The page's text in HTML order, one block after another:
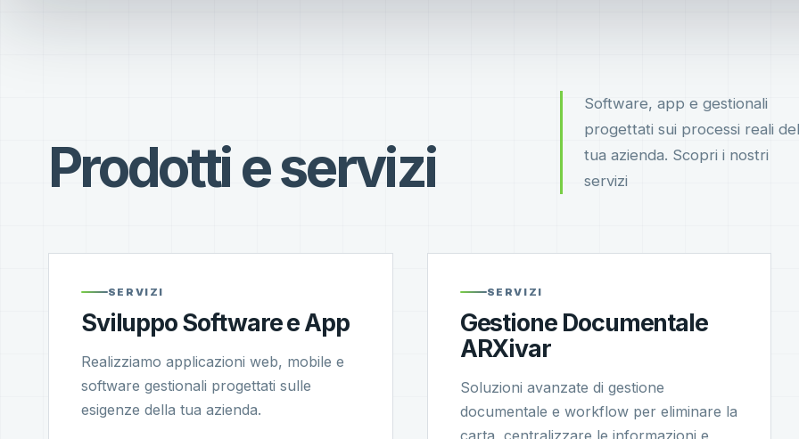
Prodotti e servizi
Software, app e gestionali
progettati sui processi reali
tua azienda. Scopri i nostri
servizi
SERVIZI
Sviluppo Software e App
Realizziamo applicazioni web, mobile e
software gestionali progettati sulle
esigenze della tua azienda.
SERVIZI
Gestione Documentale
ARXivar
Soluzioni avanzate di gestione
documentale e workflow per eliminare la